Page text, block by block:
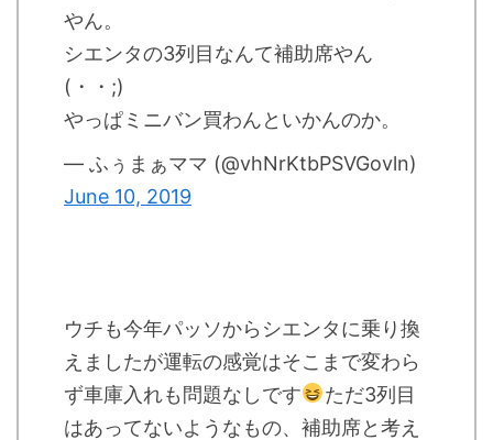
やん。
シエンタの3列目なんて補助席やん
(・・;)
やっぱミニバン買わんといかんのか。
— ふぅまぁママ (@vhNrKtbPSVGovln)
June 10, 2019
ウチも今年パッソからシエンタに乗り換
えましたが運転の感覚はそこまで変わら
ず車庫入れも問題なしです
ただ3列目
はあってないようなもの、補助席と考え